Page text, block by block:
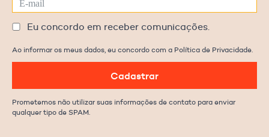
Eu concordo em receber comunicações.
Ao informar os meus dados, eu concordo com a Política de Privacidade.
Cadastrar
Prometemos não utilizar suas informações de contato para enviar
qualquer tipo de SPAM.